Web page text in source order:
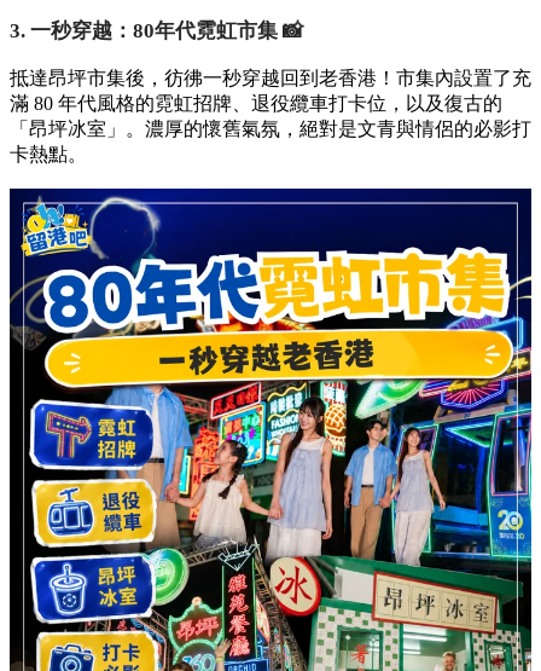
3. 一秒穿越：80年代霓虹市集 📸
抵達昂坪市集後，彷彿一秒穿越回到老香港！市集內設置了充
滿 80 年代風格的霓虹招牌、退役纜車打卡位，以及復古的
「昂坪冰室」。濃厚的懷舊氣氛，絕對是文青與情侶的必影打
卡熱點。